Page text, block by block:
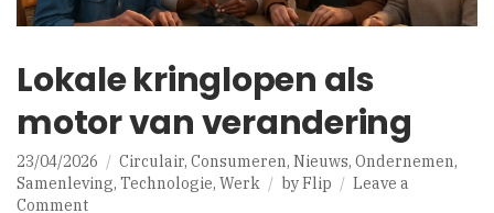
Lokale kringlopen als
motor van verandering
23/04/2026 Circulair, Consumeren, Nieuws, Ondernemen,
Samenleving, Technologie, Werk byFlip
Leave a
Commenton